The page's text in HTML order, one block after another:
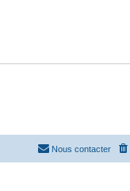
Nous contacter